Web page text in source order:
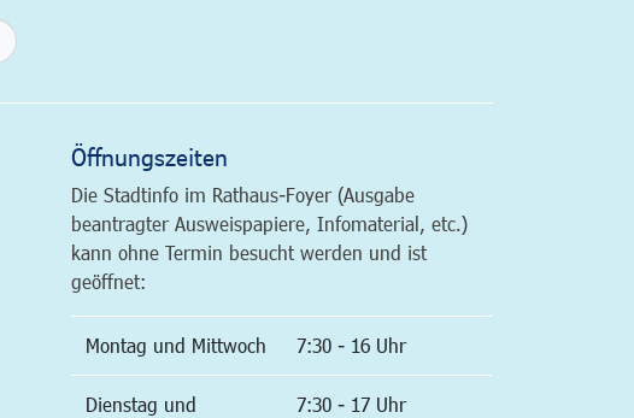
Formularschaltfläche
Öffnungszeiten
Die Stadtinfo im Rathaus-Foyer (Ausgabe
beantragter Ausweispapiere, Infomaterial, etc.)
kann ohne Termin besucht werden und ist
geöffnet:
Montag und Mittwoch 7:30 - 16 Uhr
Dienstag und
7:30 - 17 Uhr